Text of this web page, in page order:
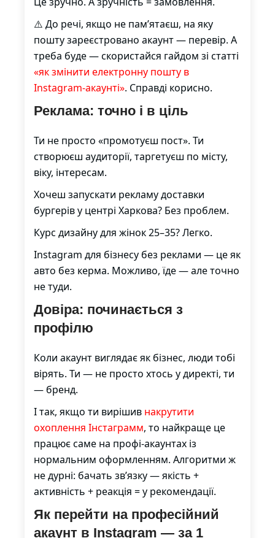
⚠️ До речі, якщо не пам’ятаєш, на яку
пошту зареєстровано акаунт — перевір. А
треба буде — скористайся гайдом зі статті
«як змінити електронну пошту в
Instagram-акаунті». Справді корисно.
Реклама: точно і в ціль
Ти не просто «промотуєш пост». Ти
створюєш аудиторії, таргетуєш по місту,
віку, інтересам.
Хочеш запускати рекламу доставки
бургерів у центрі Харкова? Без проблем.
Курс дизайну для жінок 25–35? Легко.
Instagram для бізнесу без реклами — це як
авто без керма. Можливо, їде — але точно
не туди.
Довіра: починається з
профілю
Коли акаунт виглядає як бізнес, люди тобі
вірять. Ти — не просто хтось у директі, ти
— бренд.
І так, якщо ти вирішив накрутити
охоплення Інстаграмм, то найкраще це
працює саме на профі-акаунтах із
нормальним оформленням. Алгоритми ж
не дурні: бачать зв’язку — якість +
активність + реакція = у рекомендації.
Як перейти на професійний
акаунт в Instagram — за 1